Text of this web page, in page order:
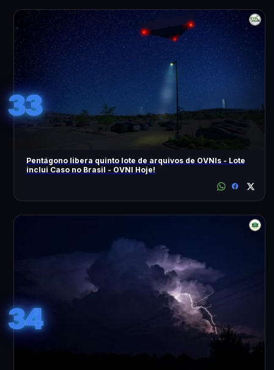
33
Pentágono libera quinto lote de arquivos de OVNIs - Lote
inclui Caso no Brasil - OVNI Hoje!
34